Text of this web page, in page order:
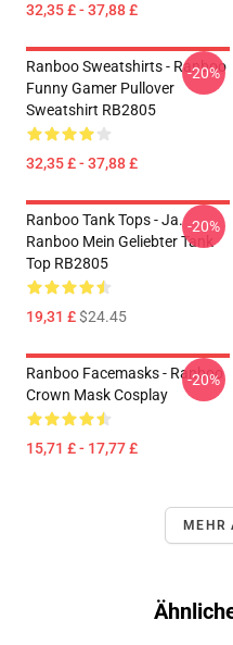
32,35 £ - 37,88 £
Ranboo Sweatshirts - Ranboo
Funny Gamer Pullover
Sweatshirt RB2805
32,35 £ - 37,88 £
-20%
Ranboo Tank Tops - Ja.
Ranboo Mein Geliebter Tank
Top RB2805
19,31 £$24.45
-20%
Ranboo Facemasks - Ranboo
Crown Mask Cosplay
15,71 £ - 17,77 £
-20%
MEHR